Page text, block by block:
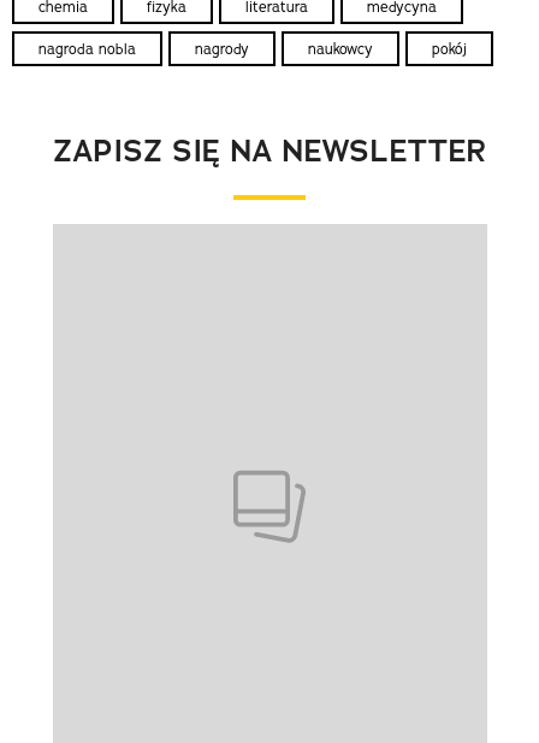
chemia fizyka literatura medycyna
nagroda nobla nagrody naukowcy pokój
ZAPISZ SIĘ NA NEWSLETTER